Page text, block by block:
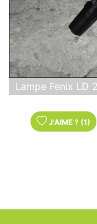
Lampe Fenix LD
J'AIME ? (1)